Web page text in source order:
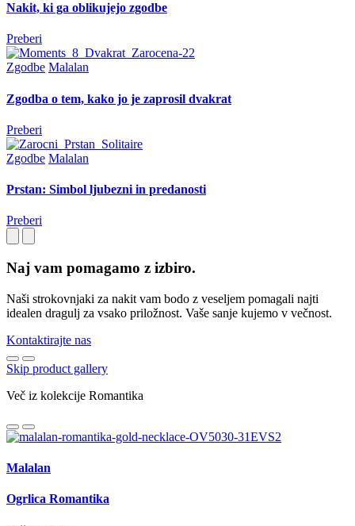
Nakit, ki ga oblikujejo zgodbe
Preberi
Zgodbe Malalan
Zgodba o tem, kako jo je zaprosil dvakrat
Preberi
Zgodbe Malalan
Prstan: Simbol ljubezni in predanosti
Preberi
Naj vam pomagamo z izbiro.
Naši strokovnjaki za nakit vam bodo z veseljem pomagali najti
idealen dragulj za vsako priložnost. Vaše sanje kujemo v večnost.
Kontaktirajte nas
Skip product gallery
Več iz kolekcije Romantika
Malalan
Ogrlica Romantika